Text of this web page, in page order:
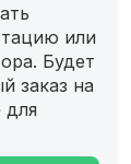
или
Будет
заказ на
для